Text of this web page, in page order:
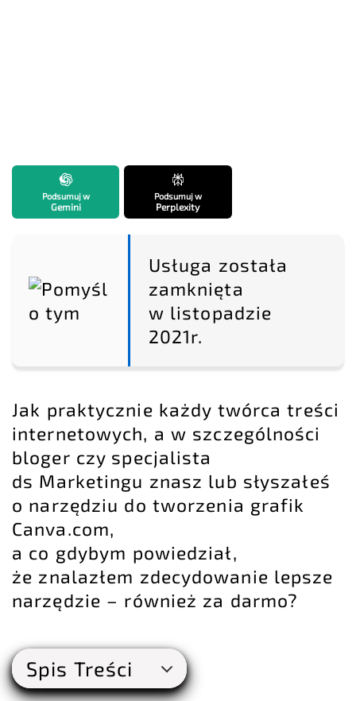
Podsumuj w
Gemini
Podsumuj w
Perplexity
Usługa została
zamknięta
w listopadzie
2021r.
Jak praktycznie każdy twórca treści
internetowych, a w szczególności
bloger czy specjalista
ds Marketingu znasz lub słyszałeś
o narzędziu do tworzenia grafik
Canva.com,
a co gdybym powiedział,
że znalazłem zdecydowanie lepsze
narzędzie – również za darmo?
Spis Treści